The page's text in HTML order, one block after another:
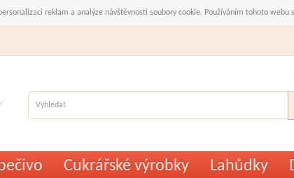
reklam a analýze návštěvnosti soubory cookie. Používáním tohoto webu
Cukrářské výrobky Lahůdky